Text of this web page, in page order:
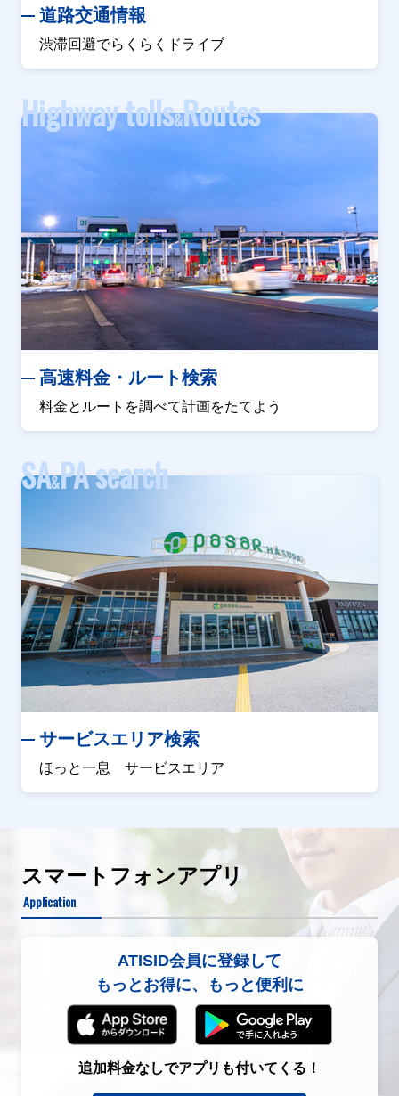
道路交通情報
渋滞回避でらくらくドライブ
Highway tolls&Routes
高速料金・ルート検索
料金とルートを調べて計画をたてよう
SA&PA search
サービスエリア検索
ほっと一息 サービスエリア
スマートフォンアプリ
Application
ATISID会員に登録して
もっとお得に、もっと便利に
追加料金なしでアプリも付いてくる！